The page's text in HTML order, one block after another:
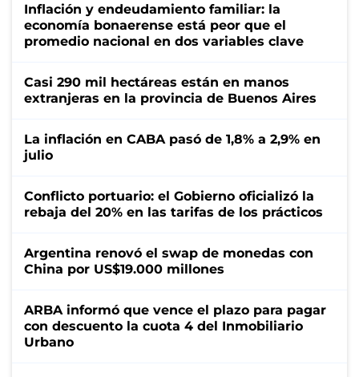
Inflación y endeudamiento familiar: la
economía bonaerense está peor que el
promedio nacional en dos variables clave
Casi 290 mil hectáreas están en manos
extranjeras en la provincia de Buenos Aires
La inflación en CABA pasó de 1,8% a 2,9% en
julio
Conflicto portuario: el Gobierno oficializó la
rebaja del 20% en las tarifas de los prácticos
Argentina renovó el swap de monedas con
China por US$19.000 millones
ARBA informó que vence el plazo para pagar
con descuento la cuota 4 del Inmobiliario
Urbano